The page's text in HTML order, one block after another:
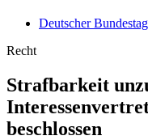
Deutscher
Recht
Strafbarkeit
beschlossen